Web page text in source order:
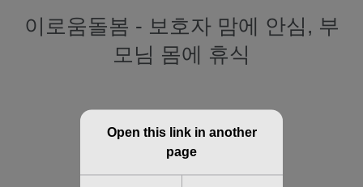
이로움돌봄 - 보호자 맘에 안심, 부
모님 몸에 휴식